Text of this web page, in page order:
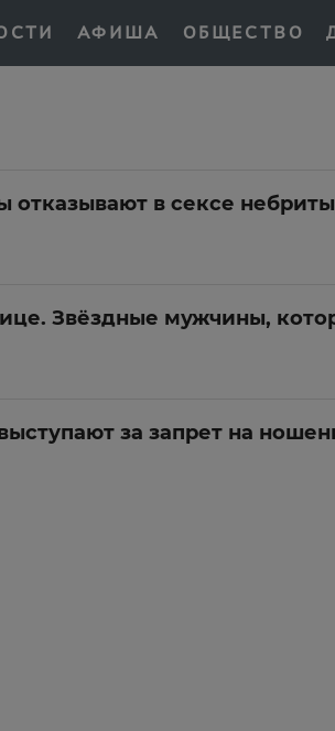
АФИША ОБЩЕСТВО
в сексе
Звёздные мужчины,
за запрет на